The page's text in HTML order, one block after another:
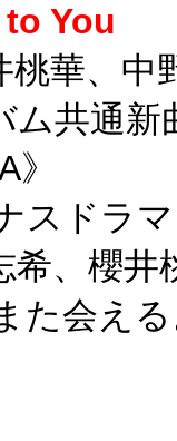
You
桃華、中
共通新
スドラ
希、櫻井
た会え